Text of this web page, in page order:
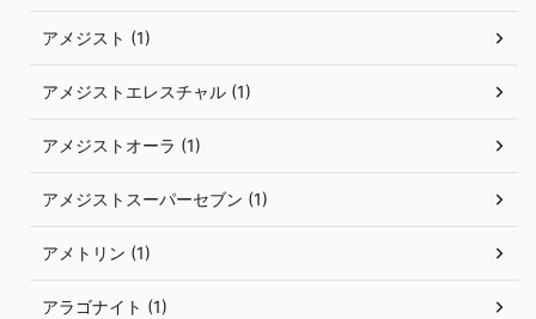
アメジスト (1)
アメジストエレスチャル (1)
アメジストオーラ (1)
アメジストスーパーセブン (1)
アメトリン (1)
アラゴナイト (1)